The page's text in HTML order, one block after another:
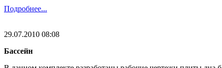
Подробнее...
29.07.2010 08:08
Бассейн